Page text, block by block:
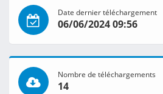
Date dernier téléchargement
06/06/2024 09:56
Nombre de téléchargements
14